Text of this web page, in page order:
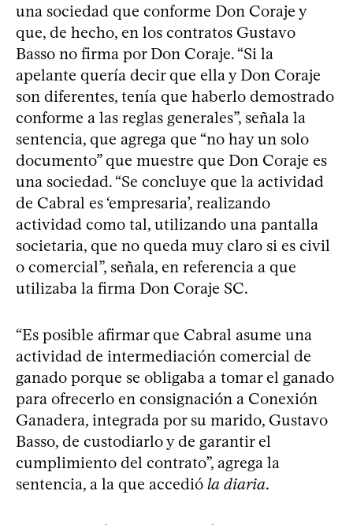
una sociedad que conforme Don Coraje y
que, de hecho, en los contratos Gustavo
Basso no firma por Don Coraje. “Si la
apelante quería decir que ella y Don Coraje
son diferentes, tenía que haberlo demostrado
conforme a las reglas generales”, señala la
sentencia, que agrega que “no hay un solo
documento” que muestre que Don Coraje es
una sociedad. “Se concluye que la actividad
de Cabral es ‘empresaria’, realizando
actividad como tal, utilizando una pantalla
societaria, que no queda muy claro si es civil
o comercial”, señala, en referencia a que
utilizaba la firma Don Coraje SC.
“Es posible afirmar que Cabral asume una
actividad de intermediación comercial de
ganado porque se obligaba a tomar el ganado
para ofrecerlo en consignación a Conexión
Ganadera, integrada por su marido, Gustavo
Basso, de custodiarlo y de garantir el
cumplimiento del contrato”, agrega la
sentencia, a la que accedió la diaria.